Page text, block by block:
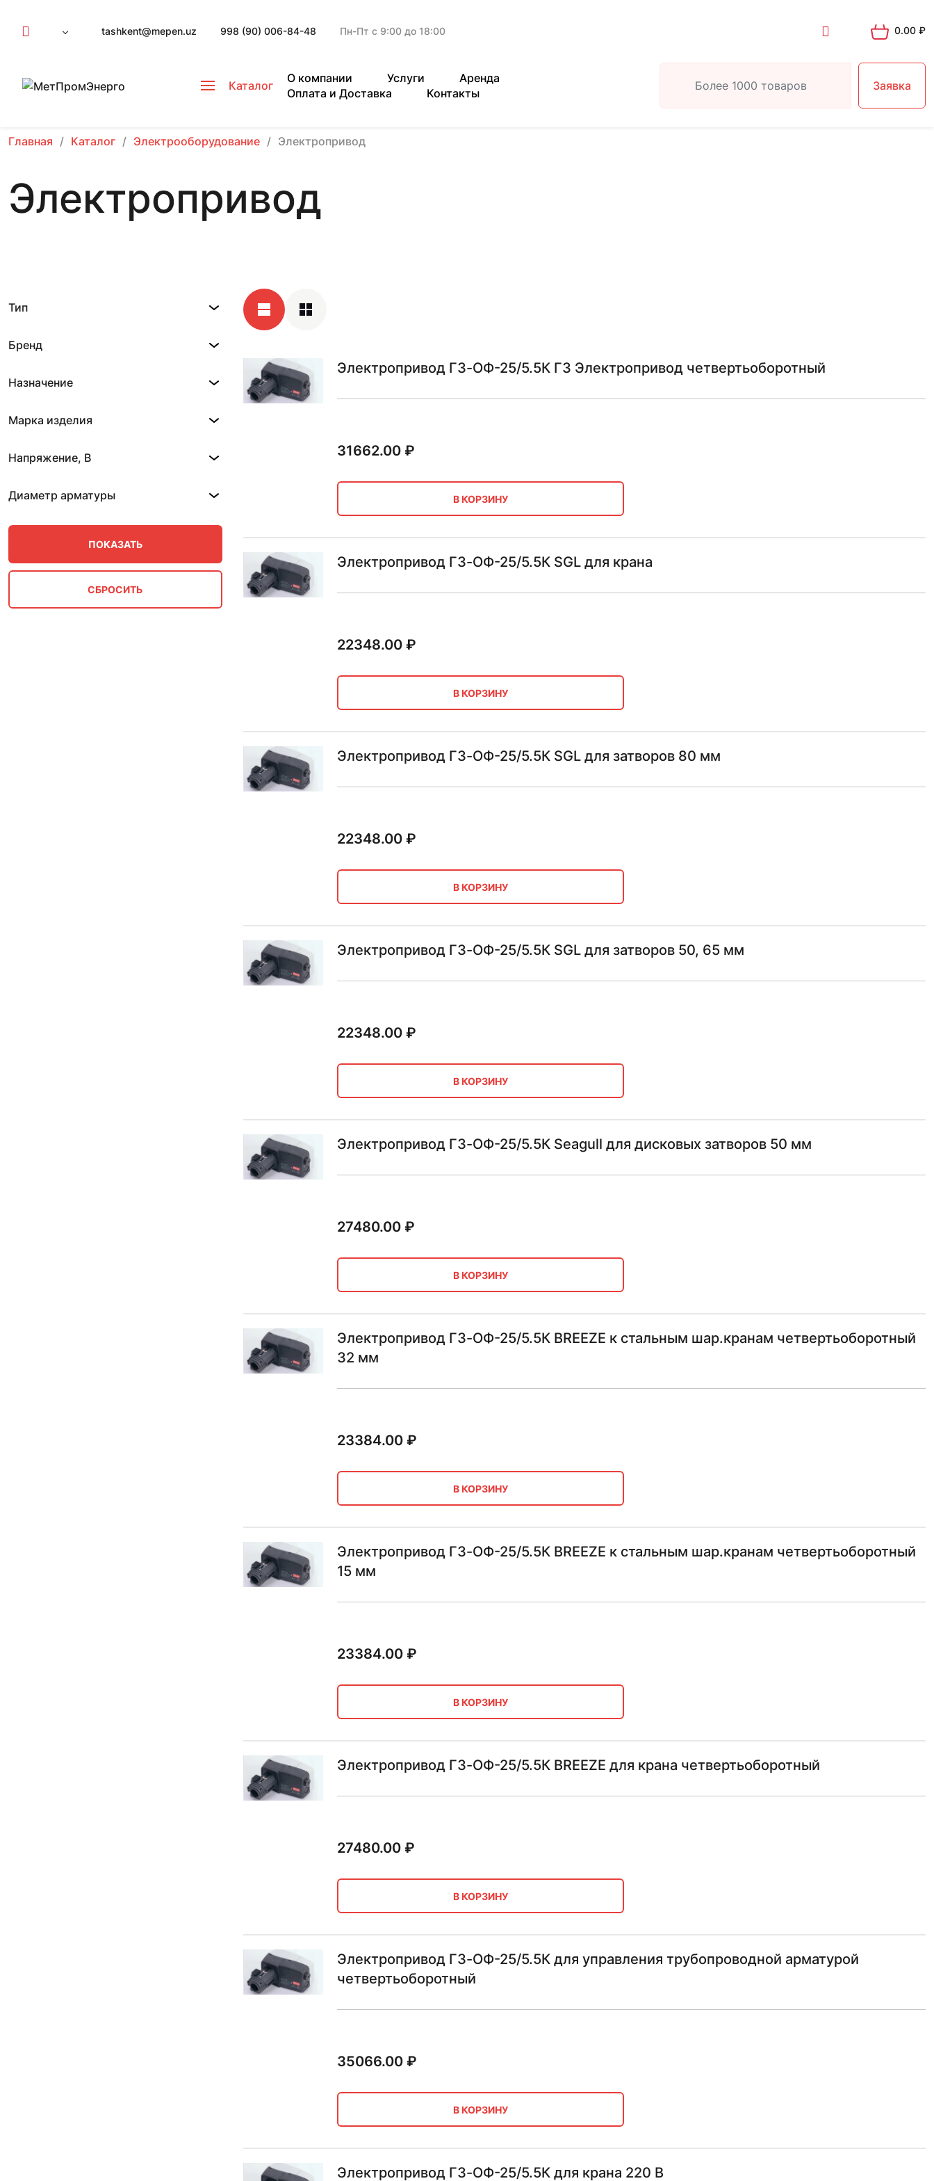
tashkent@mepen.uz 998 (90) 006-84-48 Пн-Пт с 9:00 до 18:00 0.00 ₽
Каталог
О компании Услуги
Аренда
Оплата и Доставка
Контакты
Заявка
Главная Каталог Электрооборудование Электропривод
Электропривод
Тип
Бренд
Назначение
Марка изделия
Напряжение, В
Диаметр арматуры
Электропривод ГЗ-ОФ-25/5.5К ГЗ Электропривод четвертьоборотный
31662.00₽
В КОРЗИНУ
Электропривод ГЗ-ОФ-25/5.5К SGL для крана
22348.00₽
В КОРЗИНУ
Электропривод ГЗ-ОФ-25/5.5К SGL для затворов 80 мм
22348.00₽
В КОРЗИНУ
Электропривод ГЗ-ОФ-25/5.5К SGL для затворов 50, 65 мм
22348.00₽
В КОРЗИНУ
Электропривод ГЗ-ОФ-25/5.5К Seagull для дисковых затворов 50 мм
27480.00₽
В КОРЗИНУ
Электропривод ГЗ-ОФ-25/5.5К BREEZE к стальным шар.кранам четвертьоборотный
32 мм
23384.00₽
В КОРЗИНУ
Электропривод ГЗ-ОФ-25/5.5К BREEZE к стальным шар.кранам четвертьоборотный
15 мм
23384.00₽
В КОРЗИНУ
Электропривод ГЗ-ОФ-25/5.5К BREEZE для крана четвертьоборотный
27480.00₽
В КОРЗИНУ
Электропривод ГЗ-ОФ-25/5.5К для управления трубопроводной арматурой
четвертьоборотный
35066.00₽
В КОРЗИНУ
Электропривод ГЗ-ОФ-25/5.5К для крана 220 В